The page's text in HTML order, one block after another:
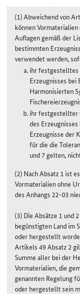
(1) Abweichend von
können
Auflagen gemäß der
bestimmten
verwendet werden,
ihr festgestelltes
Erzeugnisses bei
Harmonisierten
ihr festgestellter
des
Erzeugnisse der
für die die
und 7 gelten,
(2) Nach Absatz 1 ist
Vormaterialien ohne
des Anhangs 22-03
(3) Die Absätze 1 und
begünstigten Land im
oder hergestellt
Artikels 49 Absatz 2
Summe aller bei der
Vormaterialien, die
genannten Regelung
oder hergestellt sein